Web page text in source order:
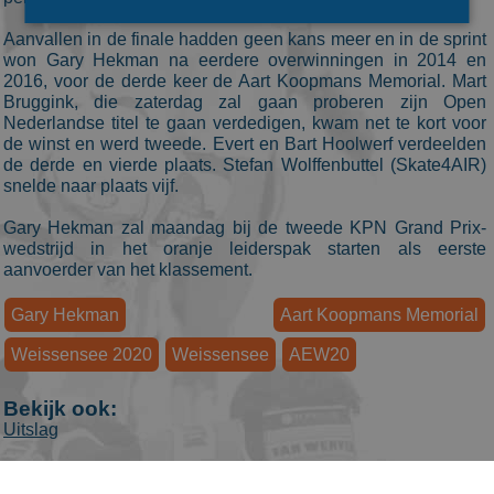
Aanvallen in de finale hadden geen kans meer en in de sprint
won Gary Hekman na eerdere overwinningen in 2014 en
2016, voor de derde keer de Aart Koopmans Memorial. Mart
Bruggink, die zaterdag zal gaan proberen zijn Open
Nederlandse titel te gaan verdedigen, kwam net te kort voor
de winst en werd tweede. Evert en Bart Hoolwerf verdeelden
de derde en vierde plaats. Stefan Wolffenbuttel (Skate4AIR)
snelde naar plaats vijf.
Gary Hekman zal maandag bij de tweede KPN Grand Prix-
wedstrijd in het oranje leiderspak starten als eerste
aanvoerder van het klassement.
Gary Hekman Aart Koopmans Memorial
Weissensee 2020 Weissensee AEW20
Bekijk ook:
Uitslag
Bezoekersgegevens Gerichte advertenties
Prestatiecookies worden gebruikt om te zien hoe
bezoekers de website gebruiken, bijv. analytische
cookies. Deze cookies kunnen niet worden gebruikt om
een bepaalde bezoeker direct te identificeren.
_ga
Google LLC
.schaatspeloton.nl
1 jaar 1
maand
This cookie
name is
Universal
Analytics -
which is a
service. This